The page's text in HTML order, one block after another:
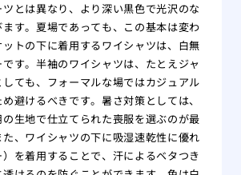
とは異なり、より深い黒色で光沢のな
す。夏場であっても、この基本は変わ
トの下に着用するワイシャツは、白無
す。半袖のワイシャツは、たとえジャ
ても、フォーマルな場ではカジュアル
避けるべきです。暑さ対策としては、
生地で仕立てられた喪服を選ぶのが最
、ワイシャツの下に吸湿速乾性に優れ
を着用することで、汗によるベタつき